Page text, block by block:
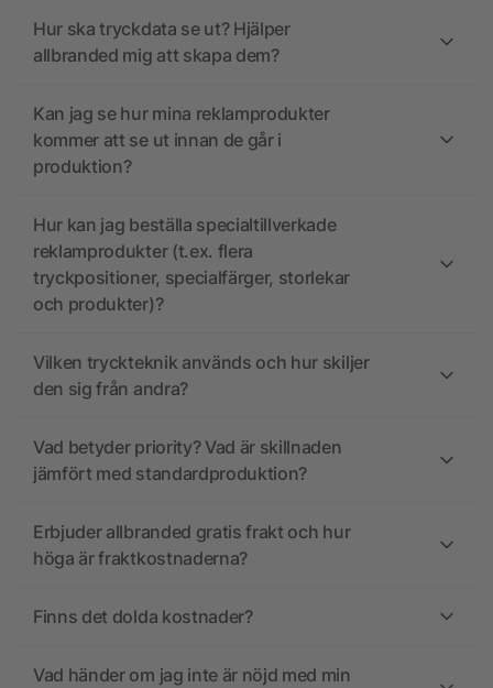
Hur ska tryckdata se ut? Hjälper
allbranded mig att skapa dem?
Kan jag se hur mina reklamprodukter
kommer att se ut innan de går i
produktion?
Hur kan jag beställa specialtillverkade
reklamprodukter (t.ex. flera
tryckpositioner, specialfärger, storlekar
och produkter)?
Vilken tryckteknik används och hur skiljer
den sig från andra?
Vad betyder priority? Vad är skillnaden
jämfört med standardproduktion?
Erbjuder allbranded gratis frakt och hur
höga är fraktkostnaderna?
Finns det dolda kostnader?
Vad händer om jag inte är nöjd med min